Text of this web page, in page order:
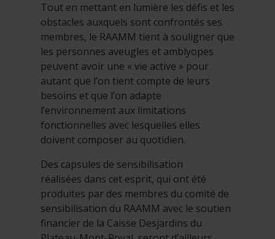
Tout en mettant en lumière les défis et les
obstacles auxquels sont confrontés ses
membres, le RAAMM tient à souligner que
les personnes aveugles et amblyopes
peuvent avoir une « vie active » pour
autant que l’on tient compte de leurs
besoins et que l’on adapte
l’environnement aux limitations
fonctionnelles avec lesquelles elles
doivent composer au quotidien.
Des capsules de sensibilisation
réalisées dans cet esprit, qui ont été
produites par des membres du comité de
sensibilisation du RAAMM avec le soutien
financier de la Caisse Desjardins du